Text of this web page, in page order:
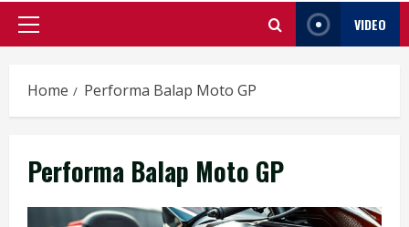
Primary
VIDEO
Home Performa Balap Moto GP
Performa Balap Moto GP